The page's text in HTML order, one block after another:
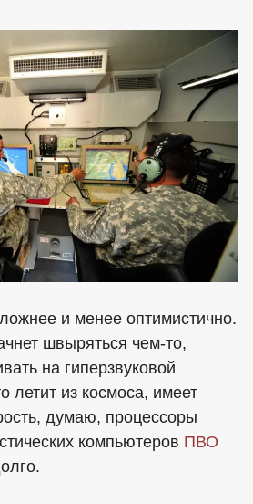
и менее оптимистично.
швыряться чем-то,
на гиперзвуковой
летит из космоса, имеет
думаю, процессоры
компьютеров ПВО